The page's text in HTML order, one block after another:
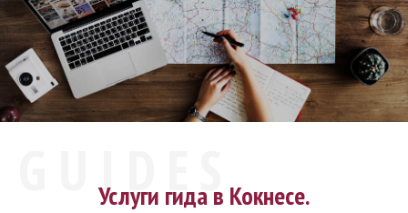
Услуги гида в Кокнесе.
GUIDES